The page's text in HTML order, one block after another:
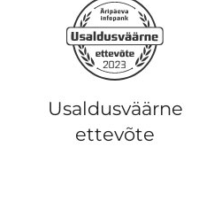
Usaldusväärne
ettevõte